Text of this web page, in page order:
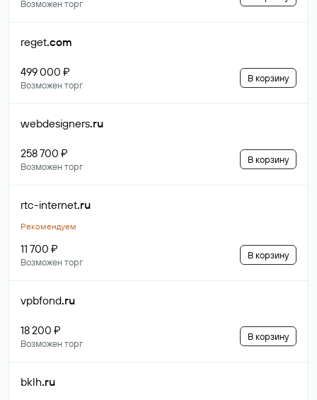
Возможен торг
reget.com
499 000 ₽
Возможен торг
В корзину
webdesigners.ru
258 700 ₽
Возможен торг
В корзину
rtc-internet.ru
Рекомендуем
11 700 ₽
Возможен торг
В корзину
vpbfond.ru
18 200 ₽
Возможен торг
В корзину
bklh.ru